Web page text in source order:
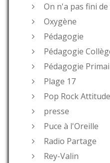
On n'a pas fini
Oxygène
Pédagogie
Pédagogie
Pédagogie
Plage 17
Pop Rock Attitude
presse
Puce à l'Oreille
Radio Partage
Rey-Valin